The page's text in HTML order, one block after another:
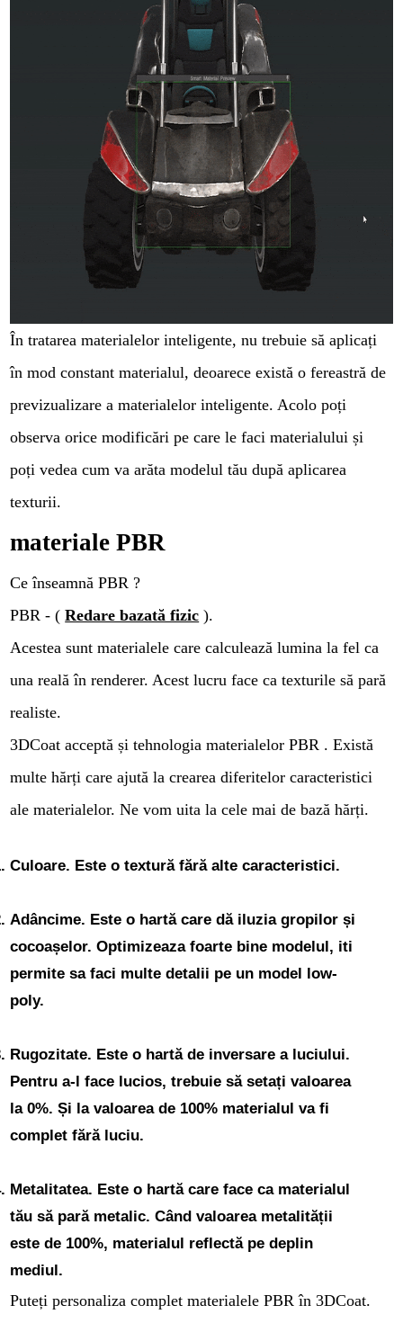
În tratarea materialelor inteligente, nu trebuie să aplicați
în mod constant materialul, deoarece există o fereastră de
previzualizare a materialelor inteligente. Acolo poți
observa orice modificări pe care le faci materialului și
poți vedea cum va arăta modelul tău după aplicarea
texturii.
materiale PBR
Ce înseamnă PBR ?
PBR - (Redare bazată fizic ).
Acestea sunt materialele care calculează lumina la fel ca
una reală în renderer. Acest lucru face ca texturile să pară
realiste.
3DCoat acceptă și tehnologia materialelor PBR . Există
multe hărți care ajută la crearea diferitelor caracteristici
ale materialelor. Ne vom uita la cele mai de bază hărți.
Culoare. Este o textură fără alte caracteristici.
Adâncime. Este o hartă care dă iluzia gropilor și
cocoașelor. Optimizeaza foarte bine modelul, iti
permite sa faci multe detalii pe un model low-
poly.
Rugozitate. Este o hartă de inversare a luciului.
Pentru a-l face lucios, trebuie să setați valoarea
la 0%. Și la valoarea de 100% materialul va fi
complet fără luciu.
Metalitatea. Este o hartă care face ca materialul
tău să pară metalic. Când valoarea metalității
este de 100%, materialul reflectă pe deplin
mediul.
Puteți personaliza complet materialele PBR în 3DCoat.